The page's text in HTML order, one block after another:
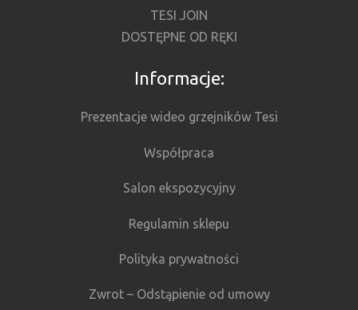
TESI JOIN
DOSTĘPNE OD RĘKI
Informacje:
Prezentacje wideo grzejników Tesi
Współpraca
Salon ekspozycyjny
Regulamin sklepu
Polityka prywatności
Zwrot – Odstąpienie od umowy